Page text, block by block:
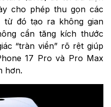
cho phép thu gọn các
từ đó tạo ra không gian
cần tăng kích thước
“tràn viền” rõ rệt giúp
17 Pro và Pro Max
hơn.